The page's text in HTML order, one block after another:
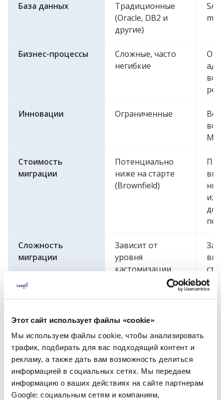
Этот сайт использует файлы «cookie»
Мы используем файлы cookie, чтобы анализировать
трафик, подбирать для вас подходящий контент и
рекламу, а также дать вам возможность делиться
информацией в социальных сетях. Мы передаем
информацию о ваших действиях на сайте партнерам
Google: социальным сетям и компаниям,
База данных
Традиционные
(Oracle, DB2 и
другие)
Бизнес-процессы
Сложные, часто
негибкие
Инновации Ограниченные
МО,
Стоимость
миграции
Потенциально
ниже на старте
(Brownfield)
Сложность
миграции
Зависит от
уровня
кастомизации
на
Поддержка
Основная
завершается в
2027 году
Встроенная
аналитика
Часто требует
внешней системы